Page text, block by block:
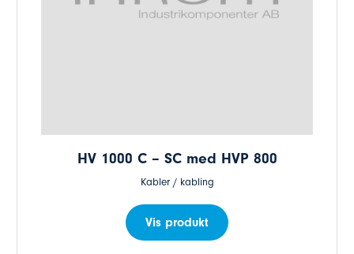
HV 1000 C – SC med HVP 800
Kabler / kabling
Vis produkt